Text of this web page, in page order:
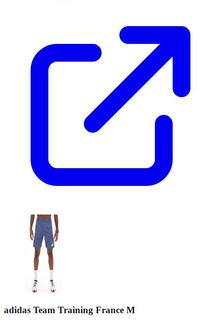
adidas Team Training France M